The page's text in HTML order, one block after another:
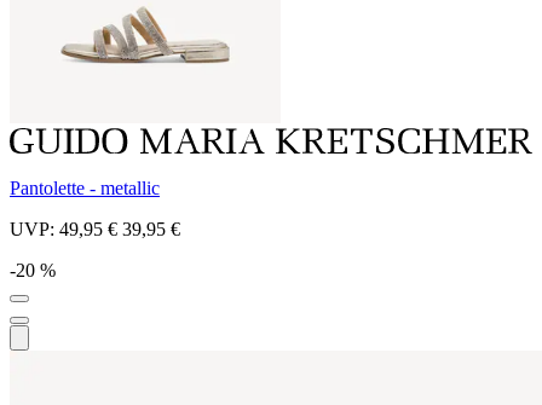
Pantolette - metallic
UVP: 49,95 € 39,95 €
-20 %